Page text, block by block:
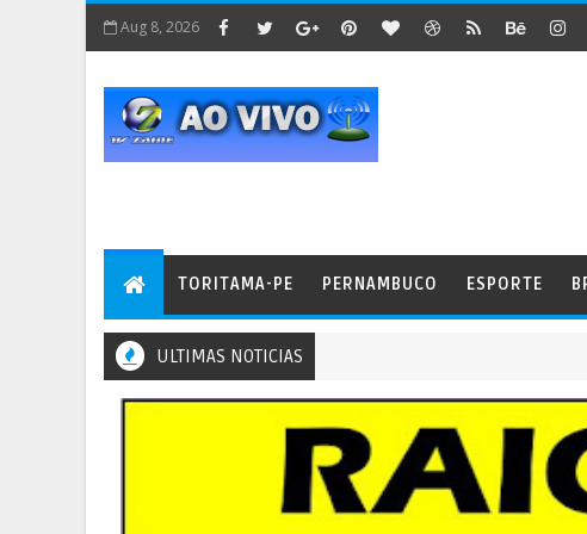
Aug 8, 2026
TORITAMA-PE PERNAMBUCO ESPORTE
ULTIMAS NOTICIAS